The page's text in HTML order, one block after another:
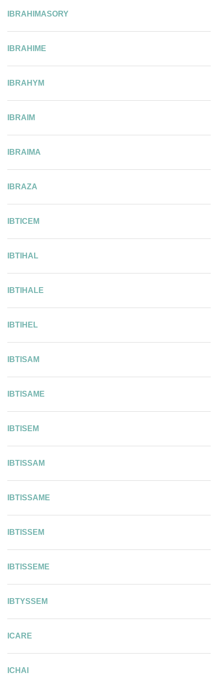
IBRAHIMASORY
IBRAHIME
IBRAHYM
IBRAIM
IBRAIMA
IBRAZA
IBTICEM
IBTIHAL
IBTIHALE
IBTIHEL
IBTISAM
IBTISAME
IBTISEM
IBTISSAM
IBTISSAME
IBTISSEM
IBTISSEME
IBTYSSEM
ICARE
ICHAI